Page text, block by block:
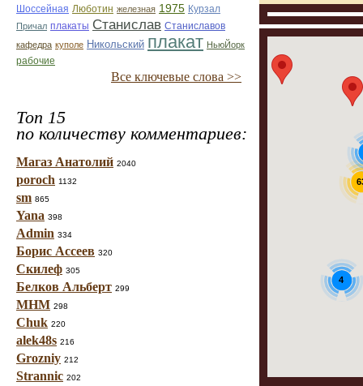
Шоссейная Люботин железная 1975 Курзал
Причал плакаты Станислав Станиславов
кафедра куполе Никольский плакат НьюЙорк
рабочие
Все ключевые слова >>
Топ 15
по количеству комментариев:
Магаз Анатолий 2040
poroch 1132
sm 865
Yana 398
Admin 334
Борис Ассеев 320
Скилеф 305
Белков Альберт 299
МНМ 298
Chuk 220
alek48s 216
Grozniy 212
Strannic 202
4